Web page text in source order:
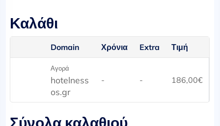
Καλάθι
Domain Χρόνια Extra Τιμή
Αγορά
hotelness
os.gr
- - 186,00€